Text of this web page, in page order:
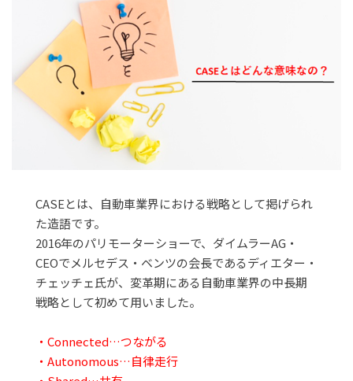
CASEとは、自動車業界における戦略として掲げられ
た造語です。
2016年のパリモーターショーで、ダイムラーAG・
CEOでメルセデス・ベンツの会長であるディエター・
チェッチェ氏が、変革期にある自動車業界の中長期
戦略として初めて用いました。
・Connected…つながる
・Autonomous…自律走行